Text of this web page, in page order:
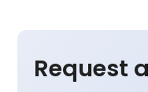
Request